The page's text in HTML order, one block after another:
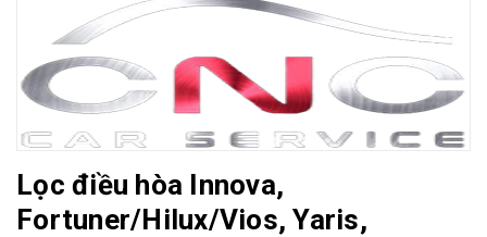
Lọc điều hòa Innova,
Fortuner/Hilux/Vios, Yaris,